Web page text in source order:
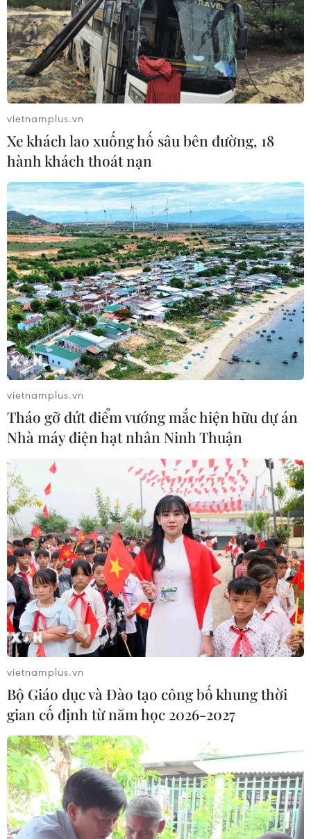
vietnamplus.vn
Xe khách lao xuống hố sâu bên đường, 18
hành khách thoát nạn
vietnamplus.vn
Tháo gỡ dứt điểm vướng mắc hiện hữu dự án
Nhà máy điện hạt nhân Ninh Thuận
vietnamplus.vn
Bộ Giáo dục và Đào tạo công bố khung thời
gian cố định từ năm học 2026-2027